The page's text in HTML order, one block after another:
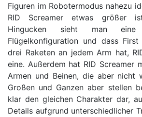
Figuren im Robotermodus nahezu
RID Screamer etwas größer
Hingucken sieht man
Flügelkonfiguration und dass
drei Raketen an jedem Arm hat,
eine. Außerdem hat RID Screamer
Armen und Beinen, die aber nicht
Großen und Ganzen aber stellen
klar den gleichen Charakter dar,
Details aufgrund unterschiedlicher